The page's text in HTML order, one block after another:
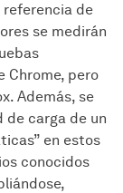
referencia de
se medirán
Chrome, pero
Además, se
de carga de un
en estos
conocidos